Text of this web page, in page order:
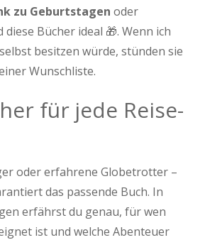
zu Geburtstagen oder
Bücher ideal 🎁. Wenn ich
besitzen würde, stünden sie
Wunschliste.
für jede Reise-
oder erfahrene Globetrotter –
das passende Buch. In
erfährst du genau, für wen
ist und welche Abenteuer